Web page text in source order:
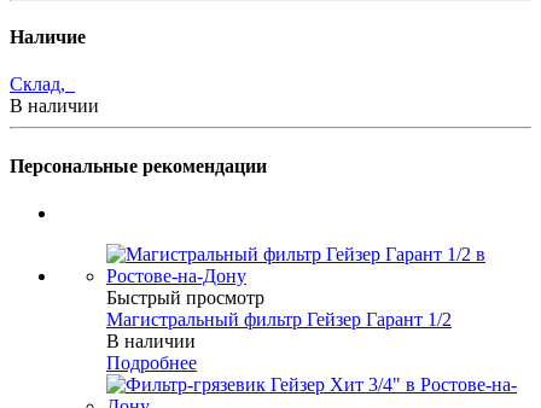
Наличие
Склад,
В наличии
Персональные рекомендации
Быстрый просмотр
Магистральный фильтр Гейзер Гарант 1/2
В наличии
Подробнее